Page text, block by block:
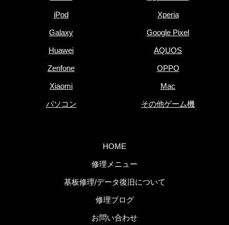
iPod Xperia
Galaxy Google Pixel
Huawei AQUOS
Zenfone OPPO
Xiaomi Mac
パソコン その他ゲーム機
HOME
修理メニュー
基板修理/データ復旧について
修理ブログ
お問い合わせ